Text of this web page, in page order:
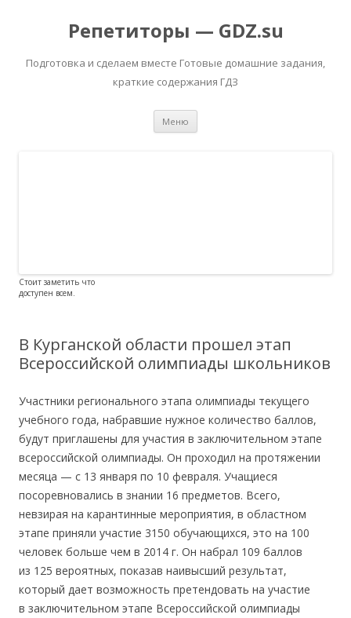
Репетиторы — GDZ.su
Подготовка и сделаем вместе Готовые домашние задания,
краткие содержания ГДЗ
Меню
Стоит заметить что
доступен всем.
В Курганской области прошел этап
Всероссийской олимпиады школьников
Участники регионального этапа олимпиады текущего
учебного года, набравшие нужное количество баллов,
будут приглашены для участия в заключительном этапе
всероссийской олимпиады. Он проходил на протяжении
месяца — с 13 января по 10 февраля. Учащиеся
посоревновались в знании 16 предметов. Всего,
невзирая на карантинные мероприятия, в областном
этапе приняли участие 3150 обучающихся, это на 100
человек больше чем в 2014 г. Он набрал 109 баллов
из 125 вероятных, показав наивысший результат,
который дает возможность претендовать на участие
в заключительном этапе Всероссийской олимпиады